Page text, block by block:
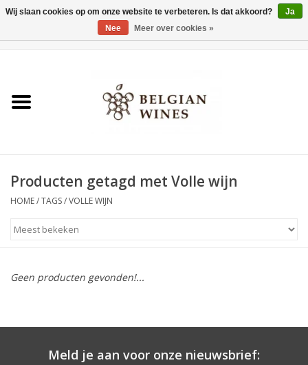
Wijnen
Wijnbar Antwerpen
Producten getagd met Volle wijn
HOME/TAGS/VOLLE WIJN
Geen producten gevonden!...
Meld je aan voor onze nieuwsbrief:
Wij slaan cookies op om onze website te verbeteren. Is dat akkoord?
Ja
Nee
Meer over cookies »